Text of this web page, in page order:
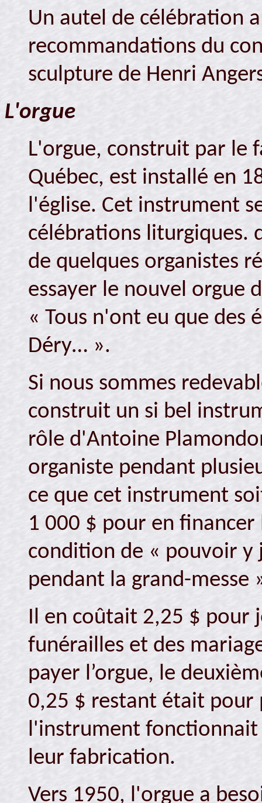
Un autel de célébration
recommandations du
sculpture de Henri
L'orgue
L'orgue, construit par le
Québec, est installé en
l'église. Cet instrument
célébrations liturgiques.
de quelques organistes
essayer le nouvel orgue
« Tous n'ont eu que des
Déry… ».
Si nous sommes
construit un si bel
rôle d'Antoine
organiste pendant
ce que cet instrument
1 000 $ pour en
condition de « pouvoir y
pendant la grand-messe
Il en coûtait 2,25 $ pour
funérailles et des
payer l’orgue, le
0,25 $ restant était pour
l'instrument fonctionnait
leur fabrication.
Vers 1950, l'orgue a